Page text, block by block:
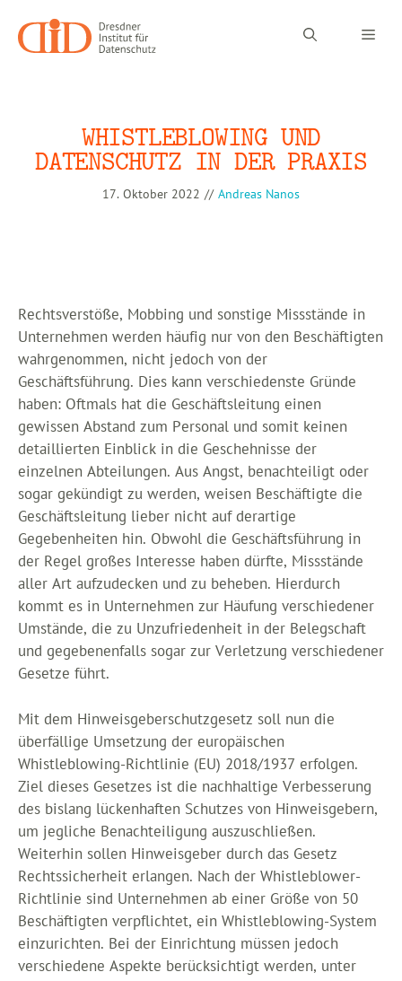
Inhalt
springen
WHISTLEBLOWING UND
DATENSCHUTZ IN DER PRAXIS
17. Oktober 2022 // Andreas Nanos
Rechtsverstöße, Mobbing und sonstige Missstände in
Unternehmen werden häufig nur von den Beschäftigten
wahrgenommen, nicht jedoch von der
Geschäftsführung. Dies kann verschiedenste Gründe
haben: Oftmals hat die Geschäftsleitung einen
gewissen Abstand zum Personal und somit keinen
detaillierten Einblick in die Geschehnisse der
einzelnen Abteilungen. Aus Angst, benachteiligt oder
sogar gekündigt zu werden, weisen Beschäftigte die
Geschäftsleitung lieber nicht auf derartige
Gegebenheiten hin. Obwohl die Geschäftsführung in
der Regel großes Interesse haben dürfte, Missstände
aller Art aufzudecken und zu beheben. Hierdurch
kommt es in Unternehmen zur Häufung verschiedener
Umstände, die zu Unzufriedenheit in der Belegschaft
und gegebenenfalls sogar zur Verletzung verschiedener
Gesetze führt.
Mit dem Hinweisgeberschutzgesetz soll nun die
überfällige Umsetzung der europäischen
Whistleblowing-Richtlinie (EU) 2018/1937 erfolgen.
Ziel dieses Gesetzes ist die nachhaltige Verbesserung
des bislang lückenhaften Schutzes von Hinweisgebern,
um jegliche Benachteiligung auszuschließen.
Weiterhin sollen Hinweisgeber durch das Gesetz
Rechtssicherheit erlangen. Nach der Whistleblower-
Richtlinie sind Unternehmen ab einer Größe von 50
Beschäftigten verpflichtet, ein Whistleblowing-System
einzurichten. Bei der Einrichtung müssen jedoch
verschiedene Aspekte berücksichtigt werden, unter